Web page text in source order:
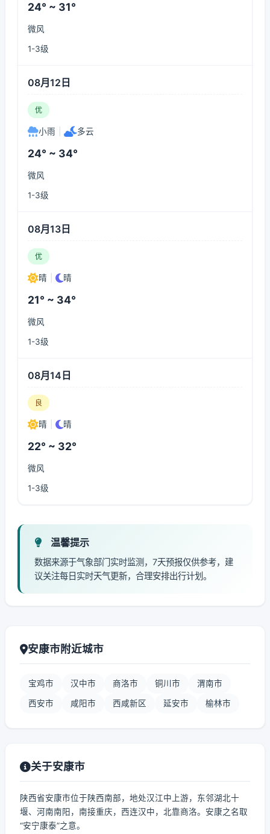
24° ~ 31°
微风
1-3级
08月12日
优
小雨 多云
24° ~ 34°
微风
1-3级
08月13日
优
晴 晴
21° ~ 34°
微风
1-3级
08月14日
良
晴 晴
22° ~ 32°
微风
1-3级
温馨提示
数据来源于气象部门实时监测，7天预报仅供参考，建
议关注每日实时天气更新，合理安排出行计划。
安康市附近城市
宝鸡市 汉中市 商洛市 铜川市 渭南市
西安市 咸阳市 西咸新区 延安市 榆林市
关于安康市
陕西省安康市位于陕西南部，地处汉江中上游，东邻湖北十
堰、河南南阳，南接重庆，西连汉中，北靠商洛。安康之名取
“安宁康泰”之意。